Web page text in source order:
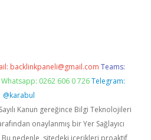
backlinkpaneli@gmail.com Teams:
Whatsapp: 0262 606 0 726 Telegram:
@karabul
Kanun gereğince Bilgi Teknolojileri
onaylanmış bir Yer Sağlayıcı
nedenle, sitedeki içerikleri proaktif